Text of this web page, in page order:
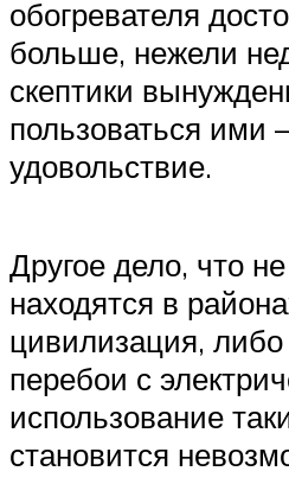
обогревателя
больше, нежели
скептики
пользоваться ими
удовольствие.
Другое дело, что
находятся в
цивилизация,
перебои с
использование
становится